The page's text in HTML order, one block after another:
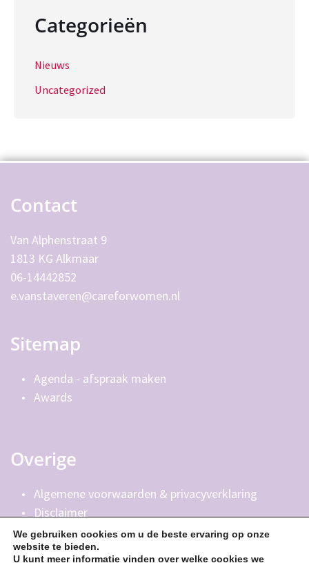
Categorieën
Nieuws
Uncategorized
Contact
Van Alphenstraat 9
1813 KG Alkmaar
06-14442852
e.vanstaveren@careforwomen.nl
Sitemap
Agenda - afspraak maken
Awards
Overige
Algemene voorwaarden & privacyverklaring
Disclaimer
We gebruiken cookies om u de beste ervaring op onze
website te bieden.
U kunt meer informatie vinden over welke cookies we